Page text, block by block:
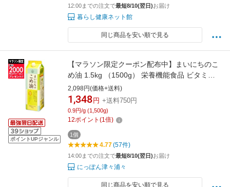
12:00までの注文で最短8/10(翌日)お届け
暮らし健康ネット館
同じ商品を安い順で見る
ポイントUPジャンル
【マラソン限定クーポン配布中】まいにちのこ
め油 1.5kg （1500g） 栄養機能食品 ビタミンE
三和油脂【調味料 油 食用油 植物油 米油 米サラ
ダ油 国産原料 あっさり さっぱり 揚げ物 天ぷら
炒め物 当店人気】
2,098円(価格+送料)
1,348 円 +送料750円
0.9円/g (1,500g)
12ポイント (1倍)
1個
4.77(57件)
14:00までの注文で最短8/10(翌日)お届け
にっぽん津々浦々
同じ商品を安い順で見る